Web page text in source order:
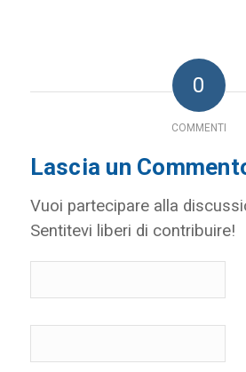
0
COMMENTI
Lascia un
Vuoi partecipare alla
Sentitevi liberi di contribuire!